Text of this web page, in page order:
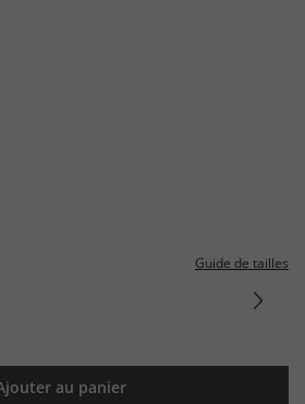
Guide de tailles
au panier